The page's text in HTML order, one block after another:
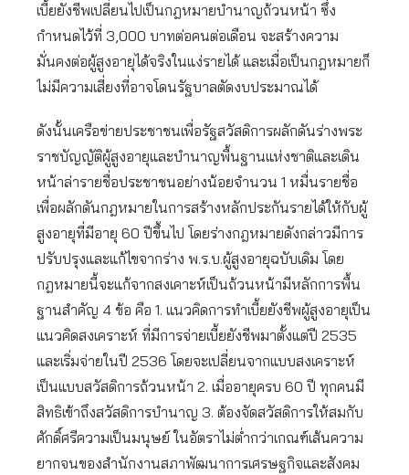
เบี้ยยังชีพเปลี่ยนไปเป็นกฎหมายบำนาญถ้วนหน้า ซึ่ง
กำหนดไว้ที่ 3,000 บาทต่อคนต่อเดือน จะสร้างความ
มั่นคงต่อผู้สูงอายุได้จริงในแง่รายได้ และเมื่อเป็นกฎหมายก็
ไม่มีความเสี่ยงที่อาจโดนรัฐบาลตัดงบประมาณได้
ดังนั้นเครือข่ายประชาชนเพื่อรัฐสวัสดิการผลักดันร่างพระ
ราชบัญญัติผู้สูงอายุและบำนาญพื้นฐานแห่งชาติและเดิน
หน้าล่ารายชื่อประชาชนอย่างน้อยจำนวน 1 หมื่นรายชื่อ
เพื่อผลักดันกฎหมายในการสร้างหลักประกันรายได้ให้กับผู้
สูงอายุที่มีอายุ 60 ปีขึ้นไป โดยร่างกฎหมายดังกล่าวมีการ
ปรับปรุงและแก้ไขจากร่าง พ.ร.บ.ผู้สูงอายุฉบับเดิม โดย
กฎหมายนี้จะแก้จากสงเคาะห์เป็นถ้วนหน้ามีหลักการพื้น
ฐานสำคัญ 4 ข้อ คือ 1. แนวคิดการทำเบี้ยยังชีพผู้สูงอายุเป็น
แนวคิดสงเคราะห์ ที่มีการจ่ายเบี้ยยังชีพมาตั้งแต่ปี 2535
และเริ่มจ่ายในปี 2536 โดยจะเปลี่ยนจากแบบสงเคราะห์
เป็นแบบสวัสดิการถ้วนหน้า 2. เมื่ออายุครบ 60 ปี ทุกคนมี
สิทธิเข้าถึงสวัสดิการบำนาญ 3. ต้องจัดสวัสดิการให้สมกับ
ศักดิ์ศรีความเป็นมนุษย์ ในอัตราไม่ต่ำกว่าเกณฑ์เส้นความ
ยากจนของสำนักงานสภาพัฒนาการเศรษฐกิจและสังคม